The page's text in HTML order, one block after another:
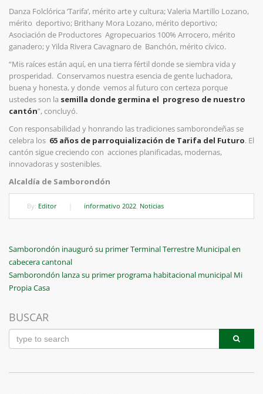
Danza Folclórica ‘Tarifa’, mérito arte y cultura; Valeria Martillo Lozano,
mérito deportivo; Brithany Mora Lozano, mérito deportivo;
Asociación de Productores Agropecuarios 100% Arrocero, mérito
ganadero; y Yilda Rivera Cavagnaro de Banchón, mérito cívico.
“Mis raíces están aquí, en una tierra fértil donde se siembra vida y
prosperidad. Conservamos nuestra esencia de gente luchadora,
buena y honesta, y donde vemos al futuro con certeza porque
ustedes son la semilla donde germina el progreso de nuestro
cantón”, concluyó.
Con responsabilidad y honrando las tradiciones samborondeñas se
celebra los 65 años de parroquialización de Tarifa del Futuro. El
cantón sigue creciendo con acciones planificadas, modernas,
innovadoras y sostenibles.
Alcaldía de Samborondón
By: Editor informativo 2022, Noticias
Navegación
de
entradas
Previous
Post
Samborondón inauguró su primer Terminal Terrestre Municipal en
cabecera cantonal
Next
Post
Samborondón lanza su primer programa habitacional municipal Mi
Propia Casa
BUSCAR